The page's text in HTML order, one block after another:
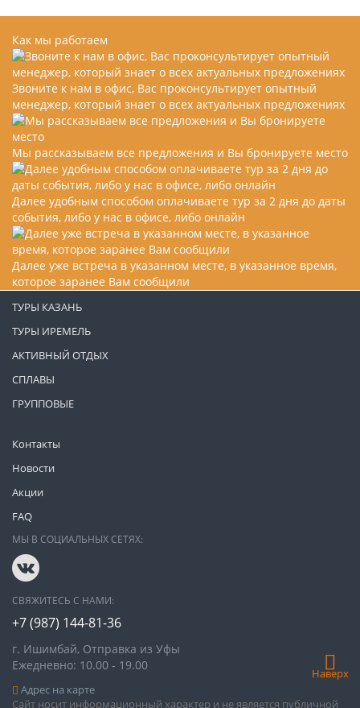
Наверх
Как мы работаем
Звоните к нам в офис, Вас проконсультирует опытный
менеджер, который знает о всех актуальных предложениях
Мы рассказываем все предложения и Вы бронируете место
Далее удобным способом оплачиваете тур за 2 дня до даты
события, либо у нас в офисе, либо онлайн
Далее уже встреча в указанном месте, в указанное время,
которое заранее Вам сообщили
Контакты
Новости
Акции
FAQ
ТУРЫ КАЗАНЬ
ТУРЫ ИРЕМЕЛЬ
АКТИВНЫЙ ОТДЫХ
СПЛАВЫ
ГРУППОВЫЕ
МЫ В СОЦИАЛЬНЫХ СЕТЯХ:
СВЯЖИТЕСЬ С НАМИ:
+7 (987) 144-81-36
г. Ишимбай, Отправка из Уфы
Ежедневно: 10.00 - 19.00
Адрес на карте
Сайт носит информационный характер и не является публичной